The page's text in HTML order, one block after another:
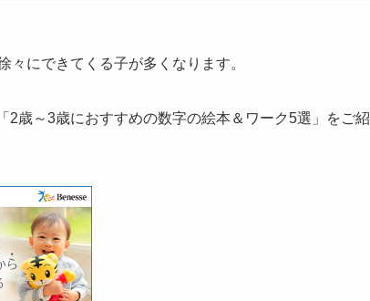
にできてくる子が多くなります。
歳～3歳におすすめの数字の絵本＆ワーク5選」をご紹